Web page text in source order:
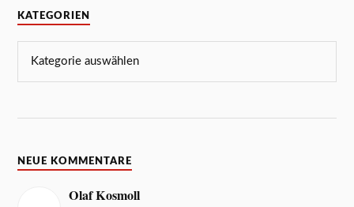
KATEGORIEN
NEUE KOMMENTARE
Olaf Kosmoll